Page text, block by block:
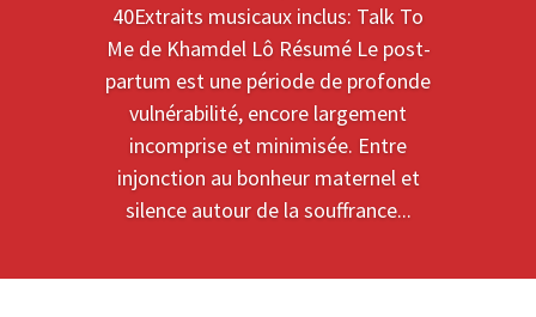
40Extraits musicaux inclus: Talk To
Me de Khamdel Lô Résumé Le post-
partum est une période de profonde
vulnérabilité, encore largement
incomprise et minimisée. Entre
injonction au bonheur maternel et
silence autour de la souffrance...